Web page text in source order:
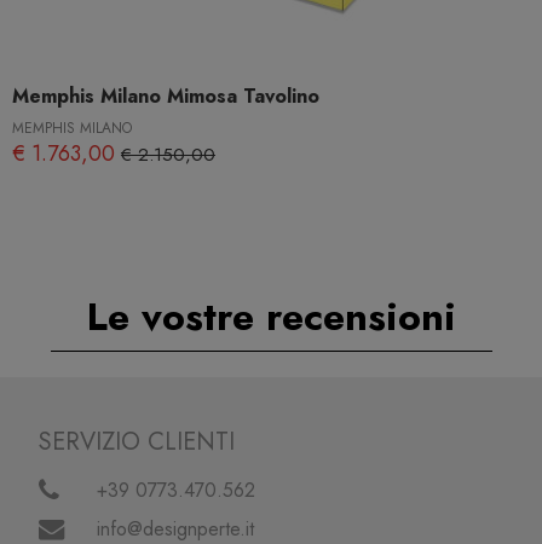
Memphis Milano Mimosa Tavolino
MEMPHIS MILANO
€ 1.763,00 € 2.150,00
Le vostre recensioni
SERVIZIO CLIENTI
+39 0773.470.562
info@designperte.it